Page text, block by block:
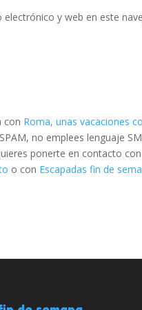
y web en este
con Roma, unas vacaciones
no emplees lenguaje
ponerte en contacto
o con Escapadas fin de